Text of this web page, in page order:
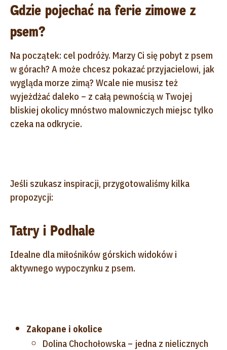
Gdzie pojechać na ferie zimowe z
psem?
Na początek: cel podróży. Marzy Ci się pobyt z psem
w górach? A może chcesz pokazać przyjacielowi, jak
wygląda morze zimą? Wcale nie musisz też
wyjeżdżać daleko – z całą pewnością w Twojej
bliskiej okolicy mnóstwo malowniczych miejsc tylko
czeka na odkrycie.
Jeśli szukasz inspiracji, przygotowaliśmy kilka
propozycji:
Tatry i Podhale
Idealne dla miłośników górskich widoków i
aktywnego wypoczynku z psem.
Zakopane i okolice
Dolina Chochołowska – jedna z nielicznych